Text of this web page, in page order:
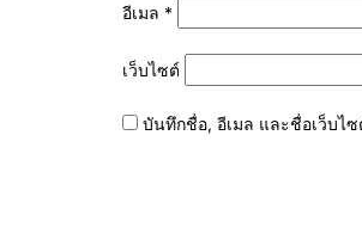
อีเมล *
เว็บไซต์
บันทึกชื่อ, อีเมล และชื่อเว็บไ